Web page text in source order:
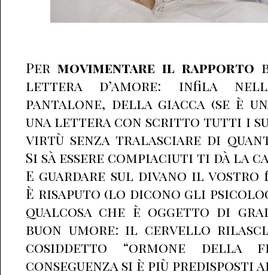
Per movimentare il rapporto
lettera d’amore: infila
pantalone, della giacca (se è
una lettera con scritto tutti i
virtù senza tralasciare di
Si sà essere compiaciuti ti dà la
E guardare sul divano il
È risaputo (lo dicono gli
qualcosa che è oggetto di
buon umore: il cervello
cosiddetto “ormone della
conseguenza si è più predisposti